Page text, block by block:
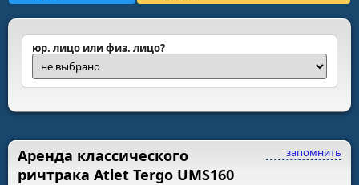
юр. лицо или физ. лицо?
запомнить
Аренда классического
ричтрака Atlet Tergo UMS160